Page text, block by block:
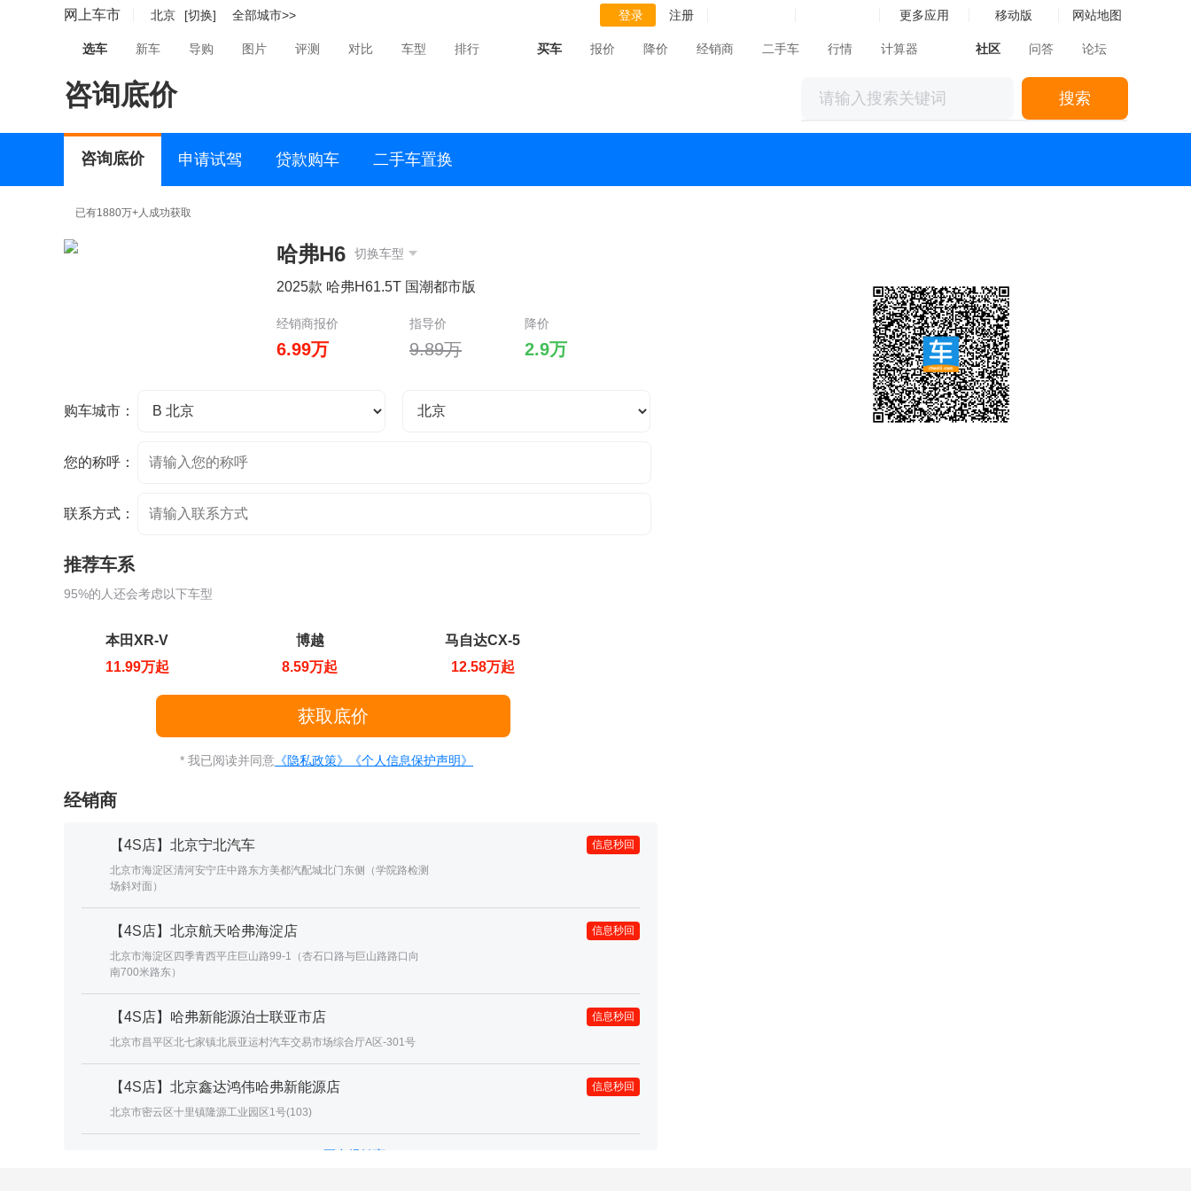
网上车市 北京 [切换] 全部城市>> 登录 注册 更多应用 移动版 网站地图
选车 新车 导购 图片 评测 对比 车型 排行 买车 报价 降价 经销商 二手车 行情 计算器 社区 问答 论坛
咨询底价 搜索
咨询底价 申请试驾 贷款购车 二手车置换
已有1880万+人成功获取
哈弗H6 切换车型
2025款 哈弗H61.5T 国潮都市版
经销商报价 指导价 降价
6.99万 9.89万 2.9万
购车城市：
您的称呼：
联系方式：
推荐车系
95%的人还会考虑以下车型
本田XR-V
11.99万起
博越
8.59万起
马自达CX-5
12.58万起
* 我已阅读并同意 《隐私政策》 《个人信息保护声明》
经销商
【4S店】北京宁北汽车
北京市海淀区清河安宁庄中路东方美都汽配城北门东侧（学院路检测
场斜对面）
信息秒回
【4S店】北京航天哈弗海淀店
北京市海淀区四季青西平庄巨山路99-1（杏石口路与巨山路路口向
南700米路东）
信息秒回
【4S店】哈弗新能源泊士联亚市店
北京市昌平区北七家镇北辰亚运村汽车交易市场综合厅A区-301号
信息秒回
【4S店】北京鑫达鸿伟哈弗新能源店
北京市密云区十里镇隆源工业园区1号(103)
信息秒回
更多经销商